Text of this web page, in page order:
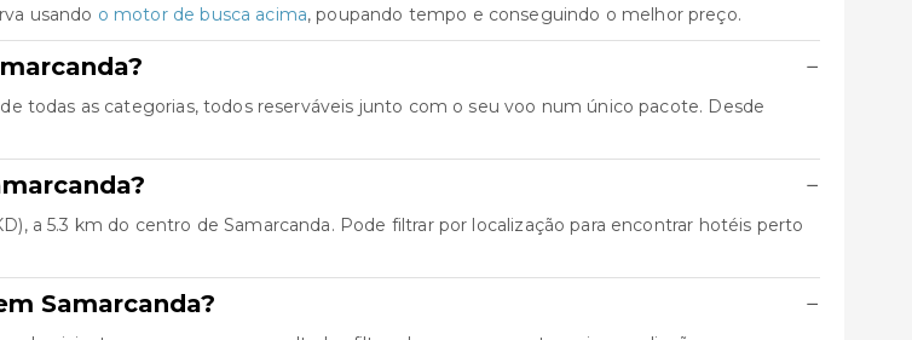
usando o motor de busca acima, poupando tempo e conseguindo o melhor preço.
−
todas as categorias, todos reserváveis junto com o seu voo num único pacote. Desde
−
a 5.3 km do centro de Samarcanda. Pode filtrar por localização para encontrar hotéis perto
Samarcanda? −